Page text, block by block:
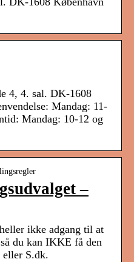
4, 4. sal. DK-1608
Mandag: 11-
Mandag: 10-12 og
–
ikke adgang til at
du kan IKKE få den
S.dk.